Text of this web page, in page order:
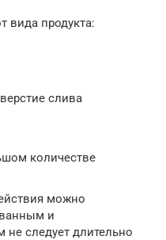
вида продукта:
слива
количестве
можно
и
следует длительно